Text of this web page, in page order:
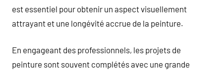
est essentiel pour obtenir un aspect visuellement
attrayant et une longévité accrue de la peinture.
En engageant des professionnels, les projets de
peinture sont souvent complétés avec une grande